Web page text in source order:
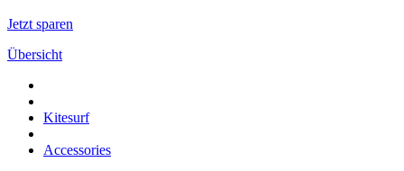
Jetzt sparen
Übersicht
Kitesurf
Accessories